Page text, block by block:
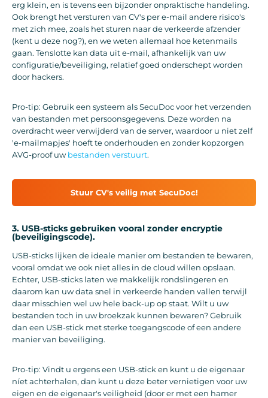
erg klein, en is tevens een bijzonder onpraktische handeling.
Ook brengt het versturen van CV's per e-mail andere risico's
met zich mee, zoals het sturen naar de verkeerde afzender
(kent u deze nog?), en we weten allemaal hoe ketenmails
gaan. Tenslotte kan data uit e-mail, afhankelijk van uw
configuratie/beveiliging, relatief goed onderschept worden
door hackers.
Pro-tip: Gebruik een systeem als SecuDoc voor het verzenden
van bestanden met persoonsgegevens. Deze worden na
overdracht weer verwijderd van de server, waardoor u niet zelf
'e-mailmapjes' hoeft te onderhouden en zonder kopzorgen
AVG-proof uw bestanden verstuurt.
Stuur CV's veilig met SecuDoc!
3. USB-sticks gebruiken vooral zonder encryptie
(beveiligingscode).
USB-sticks lijken de ideale manier om bestanden te bewaren,
vooral omdat we ook niet alles in de cloud willen opslaan.
Echter, USB-sticks laten we makkelijk rondslingeren en
daarom kan uw data snel in verkeerde handen vallen terwijl
daar misschien wel uw hele back-up op staat. Wilt u uw
bestanden toch in uw broekzak kunnen bewaren? Gebruik
dan een USB-stick met sterke toegangscode of een andere
manier van beveiliging.
Pro-tip: Vindt u ergens een USB-stick en kunt u de eigenaar
níet achterhalen, dan kunt u deze beter vernietigen voor uw
eigen en de eigenaar's veiligheid (door er met een hamer